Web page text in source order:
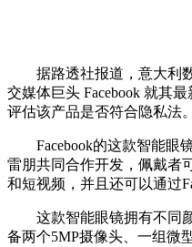
据路透社报道，意大利数
交媒体巨头 Facebook 就其
评估该产品是否符合隐私法。
Facebook的这款智能眼镜
雷朋共同合作开发，佩戴者
和短视频，并且还可以通过
这款智能眼镜拥有不同颜
备两个5MP摄像头、一组微